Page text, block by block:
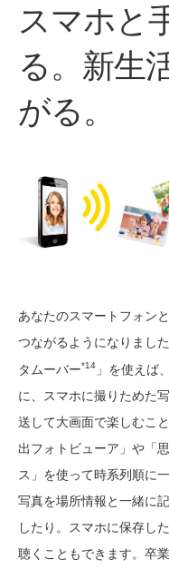
スマホと
る。 新生
がる。
あなたのスマートフォン
つながるようになりまし
タムーバー*14 」を使えば
に、スマホに撮りためた
送して大画面で楽しむこ
出フォトビューア」や「
ス」を使って時系列順に
写真を場所情報と一緒に
したり。スマホに保存し
聴くこともできます。卒